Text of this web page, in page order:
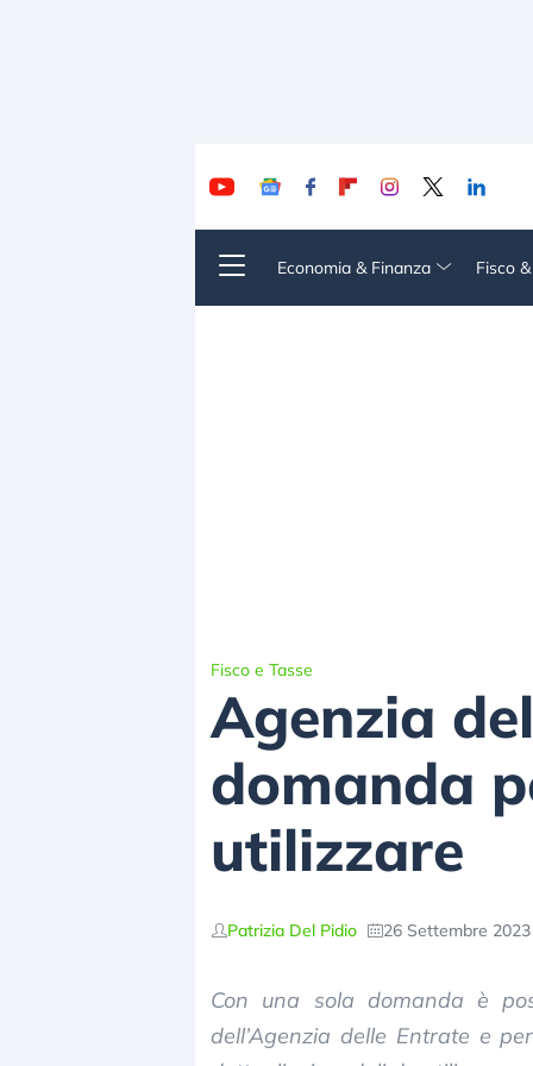
Economia & Finanza Fisco
Fisco e Tasse
Agenzia
domanda
utilizzare
Patrizia Del Pidio 26 Settembre
Con una sola domanda è
dell’Agenzia delle Entrate e